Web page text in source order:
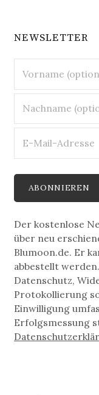
NEWSLETTER
Der kostenlose
über neu
Blumoon.de. Er
abbestellt
Datenschutz,
Protokollierung
Einwilligung
Erfolgsmessung